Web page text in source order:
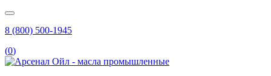
8 (800) 500-1945
(0)